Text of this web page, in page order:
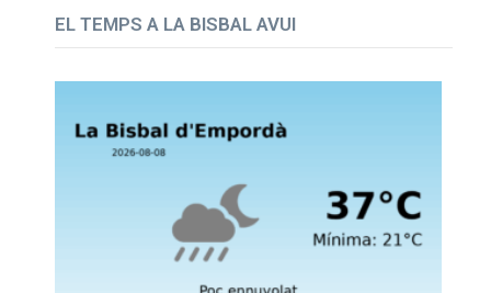
EL TEMPS A LA BISBAL AVUI